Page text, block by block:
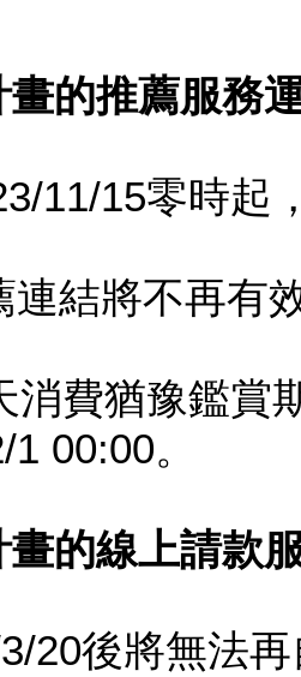
畫的推薦服務
11/15零時起
連結將不再有
消費猶豫鑑賞
00:00。
畫的線上請款
20後將無法